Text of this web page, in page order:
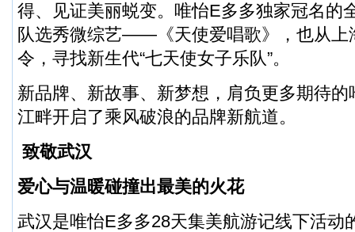
得、见证美丽蜕变。唯怡E多多独家冠名的
队选秀微综艺——《天使爱唱歌》，也从上
令，寻找新生代“七天使女子乐队”。
新品牌、新故事、新梦想，肩负更多期待
江畔开启了乘风破浪的品牌新航道。
致敬武汉
爱心与温暖碰撞出最美的火花
武汉是唯怡E多多28天集美航游记线下活动